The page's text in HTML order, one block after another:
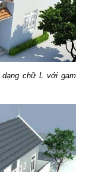
dạng chữ L với gam